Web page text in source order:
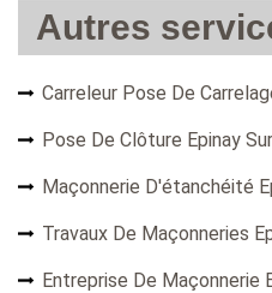
Autres
Carreleur Pose De
Pose De Clôture Epinay
Maçonnerie D'étanchéité
Travaux De Maçonneries
Entreprise De Maçonnerie